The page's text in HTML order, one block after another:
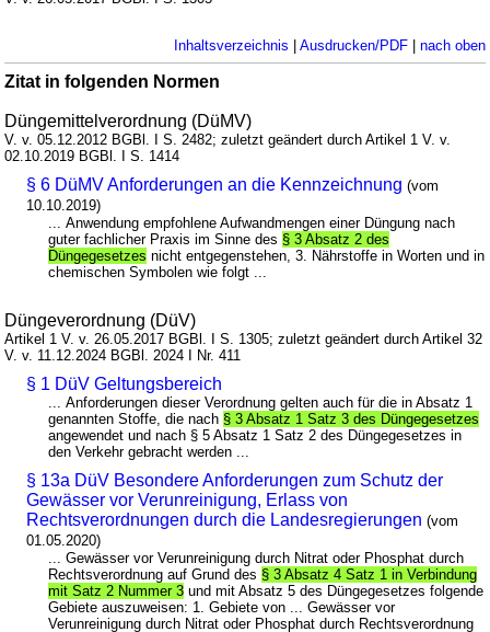
Inhaltsverzeichnis Ausdrucken/PDF| nach oben
Zitat in folgenden Normen
Düngemittelverordnung (DüMV)
V. v. 05.12.2012 BGBl. I S. 2482; zuletzt geändert durch Artikel 1 V. v.
02.10.2019 BGBl. I S. 1414
§ 6 DüMV Anforderungen an die Kennzeichnung (vom
10.10.2019)
... Anwendung empfohlene Aufwandmengen einer Düngung nach
guter fachlicher Praxis im Sinne des § 3 Absatz 2 des
Düngegesetzes nicht entgegenstehen, 3. Nährstoffe in Worten und in
chemischen Symbolen wie folgt ...
Düngeverordnung (DüV)
Artikel 1 V. v. 26.05.2017 BGBl. I S. 1305; zuletzt geändert durch Artikel 32
V. v. 11.12.2024 BGBl. 2024 I Nr. 411
§ 1 DüV Geltungsbereich
... Anforderungen dieser Verordnung gelten auch für die in Absatz 1
genannten Stoffe, die nach § 3 Absatz 1 Satz 3 des Düngegesetzes
angewendet und nach § 5 Absatz 1 Satz 2 des Düngegesetzes in
den Verkehr gebracht werden ...
§ 13a DüV Besondere Anforderungen zum Schutz der
Gewässer vor Verunreinigung, Erlass von
Rechtsverordnungen durch die Landesregierungen (vom
01.05.2020)
... Gewässer vor Verunreinigung durch Nitrat oder Phosphat durch
Rechtsverordnung auf Grund des § 3 Absatz 4 Satz 1 in Verbindung
mit Satz 2 Nummer 3 und mit Absatz 5 des Düngegesetzes folgende
Gebiete auszuweisen: 1. Gebiete von ... Gewässer vor
Verunreinigung durch Nitrat oder Phosphat durch Rechtsverordnung